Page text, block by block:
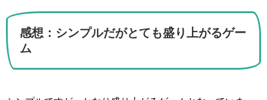
感想：シンプルだがとても盛り上がるゲー
ム